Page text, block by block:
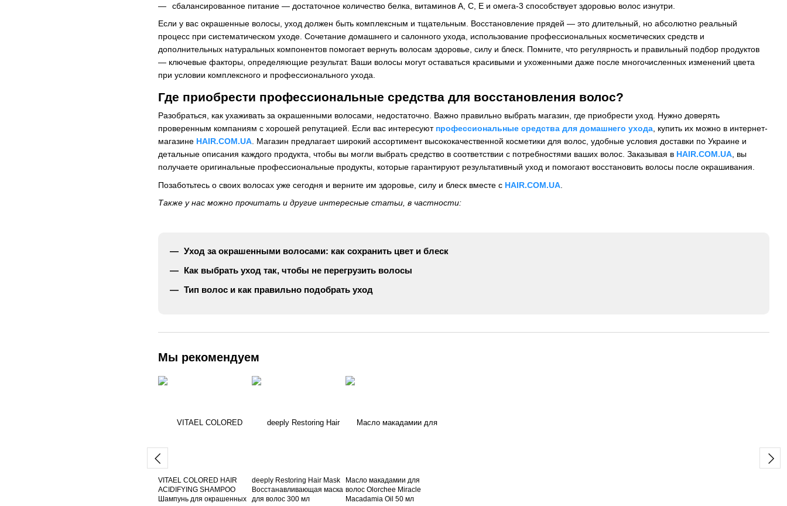
сбалансированное питание — достаточное количество белка, витаминов А, С, Е и омега-3 способствует здоровью волос изнутри.
Если у вас окрашенные волосы, уход должен быть комплексным и тщательным. Восстановление прядей — это длительный, но абсолютно реальный
процесс при систематическом уходе. Сочетание домашнего и салонного ухода, использование профессиональных косметических средств и
дополнительных натуральных компонентов помогает вернуть волосам здоровье, силу и блеск. Помните, что регулярность и правильный подбор продуктов
— ключевые факторы, определяющие результат. Ваши волосы могут оставаться красивыми и ухоженными даже после многочисленных изменений цвета
при условии комплексного и профессионального ухода.
Где приобрести профессиональные средства для восстановления волос?
Разобраться, как ухаживать за окрашенными волосами, недостаточно. Важно правильно выбрать магазин, где приобрести уход. Нужно доверять
проверенным компаниям с хорошей репутацией. Если вас интересуют профессиональные средства для домашнего ухода, купить их можно в интернет-
магазине HAIR.COM.UA. Магазин предлагает широкий ассортимент высококачественной косметики для волос, удобные условия доставки по Украине и
детальные описания каждого продукта, чтобы вы могли выбрать средство в соответствии с потребностями ваших волос. Заказывая в HAIR.COM.UA, вы
получаете оригинальные профессиональные продукты, которые гарантируют результативный уход и помогают восстановить волосы после окрашивания.
Позаботьтесь о своих волосах уже сегодня и верните им здоровье, силу и блеск вместе с HAIR.COM.UA
Также у нас можно прочитать и другие интересные статьи, в частности:
Уход за окрашенными волосами: как сохранить цвет и блеск
Как выбрать уход так, чтобы не перегрузить волосы
Тип волос и как правильно подобрать уход
Мы рекомендуем
VITAEL COLORED HAIR
ACIDIFYING SHAMPOO
Шампунь для окрашенных
deeply Restoring Hair Mask
Восстанавливающая маска
для волос 300 мл
Масло макадамии для
волос Olorchee Miracle
Macadamia Oil 50 мл